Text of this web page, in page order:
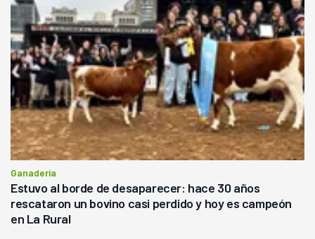
Ganadería
Estuvo al borde de desaparecer: hace 30 años
rescataron un bovino casi perdido y hoy es campeón
en La Rural